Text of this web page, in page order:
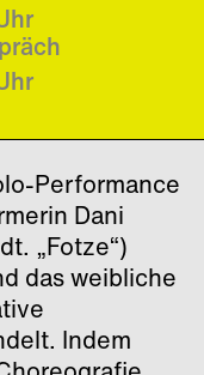
Performance
Dani
„Fotze“)
das weibliche
Indem